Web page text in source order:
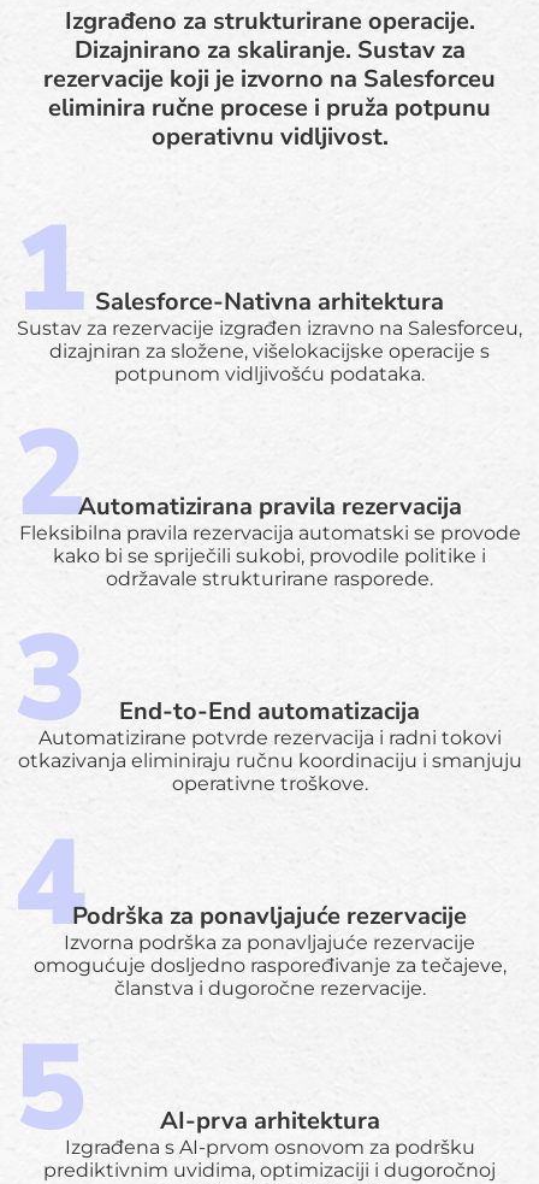
Izgrađeno za strukturirane operacije.
Dizajnirano za skaliranje. Sustav za
rezervacije koji je izvorno na Salesforceu
eliminira ručne procese i pruža potpunu
operativnu vidljivost.
Salesforce-Nativna arhitektura
Sustav za rezervacije izgrađen izravno na Salesforceu,
dizajniran za složene, višelokacijske operacije s
potpunom vidljivošću podataka.
Automatizirana pravila rezervacija
Fleksibilna pravila rezervacija automatski se provode
kako bi se spriječili sukobi, provodile politike i
održavale strukturirane rasporede.
End-to-End automatizacija
Automatizirane potvrde rezervacija i radni tokovi
otkazivanja eliminiraju ručnu koordinaciju i smanjuju
operativne troškove.
Podrška za ponavljajuće rezervacije
Izvorna podrška za ponavljajuće rezervacije
omogućuje dosljedno raspoređivanje za tečajeve,
članstva i dugoročne rezervacije.
AI-prva arhitektura
Izgrađena s AI-prvom osnovom za podršku
prediktivnim uvidima, optimizaciji i dugoročnoj